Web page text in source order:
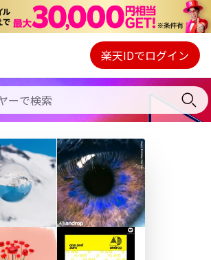
お試し
Webプレイヤー
ご契約内容の確認・変更
楽天IDでログイン